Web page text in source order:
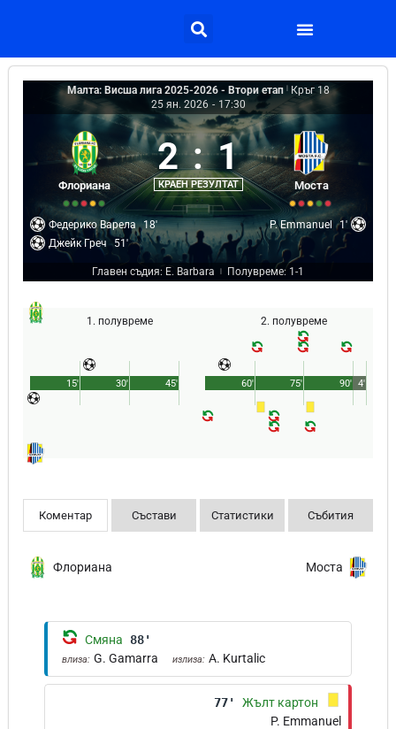
Малта: Висша лига 2025-2026 - Втори етап
Кръг 18
25 ян. 2026 - 17:30
Флориана
2 : 1
КРАЕН РЕЗУЛТАТ Моста
Федерико Варела 18'
Джейк Греч
51'
P. Emmanuel 1'
Главен съдия: E. Barbara Полувреме: 1-1
1. полувреме
45'
15' 30'
2. полувреме
90'
60' 75' 4'
Коментар Състави Статистики Събития
Флориана Моста
Смяна 88'
влиза: G. Gamarra излиза: A. Kurtalic
77'
Жълт картон
P. Emmanuel